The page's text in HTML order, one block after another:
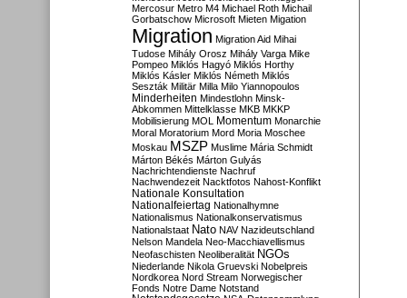
Mercosur Metro M4 Michael Roth Michail
Gorbatschow Microsoft Mieten Migation
Migration Migration Aid Mihai
Tudose Mihály Orosz Mihály Varga Mike
Pompeo Miklós Hagyó Miklós Horthy
Miklós Kásler Miklós Németh Miklós
Seszták Militär Milla Milo Yiannopoulos
Minderheiten Mindestlohn Minsk-
Abkommen Mittelklasse MKB MKKP
Mobilisierung MOL Momentum Monarchie
Moral Moratorium Mord Moria Moschee
Moskau MSZP Muslime Mária Schmidt
Márton Békés Márton Gulyás
Nachrichtendienste Nachruf
Nachwendezeit Nacktfotos Nahost-Konflikt
Nationale Konsultation
Nationalfeiertag Nationalhymne
Nationalismus Nationalkonservatismus
Nationalstaat Nato NAV Nazideutschland
Nelson Mandela Neo-Macchiavellismus
Neofaschisten Neoliberalität NGOs
Niederlande Nikola Gruevski Nobelpreis
Nordkorea Nord Stream Norwegischer
Fonds Notre Dame Notstand